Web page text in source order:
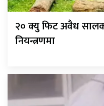
२० क्यु फिट अवैध
नियन्त्रणमा